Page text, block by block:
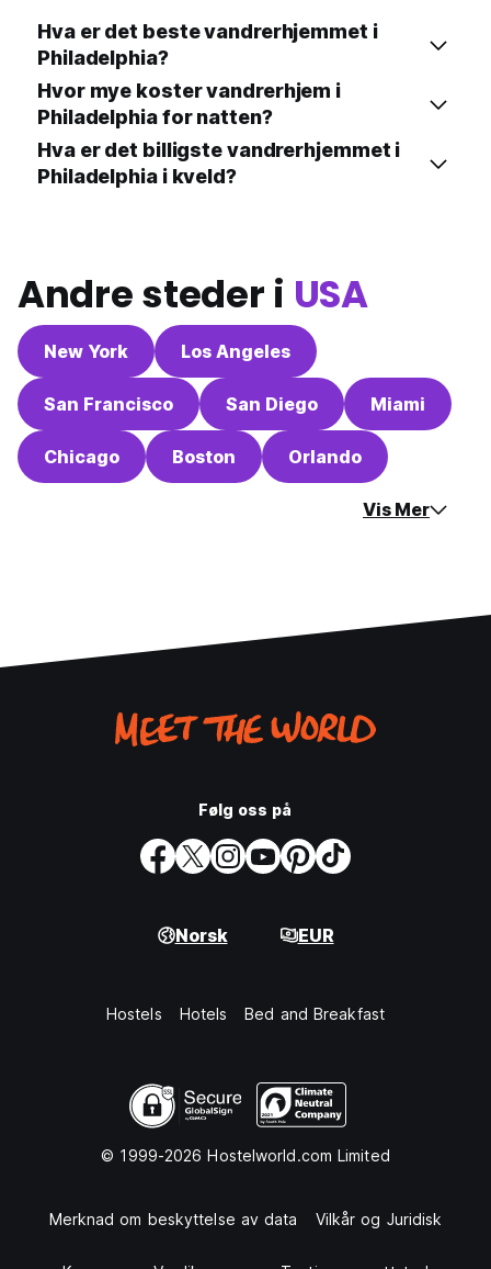
Hva er det beste vandrerhjemmet i
Philadelphia?
Hvor mye koster vandrerhjem i
Philadelphia for natten?
Hva er det billigste vandrerhjemmet i
Philadelphia i kveld?
Andre steder i USA
New York Los Angeles
San Francisco San Diego Miami
Chicago Boston Orlando
Vis Mer
Følg oss på
Norsk EUR
Hostels Hotels Bed and Breakfast
© 1999-2026 Hostelworld.com Limited
Merknad om beskyttelse av data Vilkår og Juridisk